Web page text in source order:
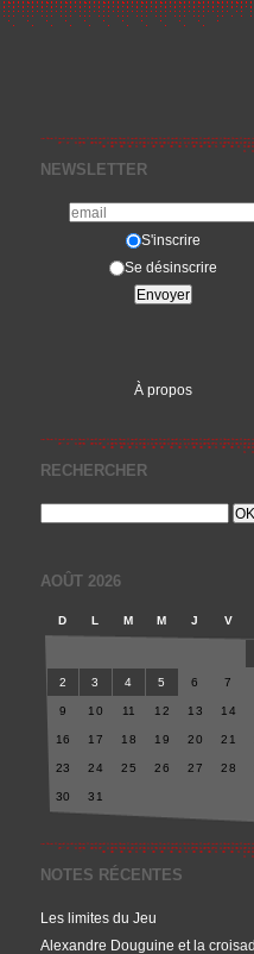
NEWSLETTER
S'inscrire
Se désinscrire
À propos
RECHERCHER
AOÛT 2026
D L M M J V
2 3 4 5 6 7
9 10 11 12 13 14
16 17 18 19 20 21
23 24 25 26 27 28
30 31
NOTES RÉCENTES
Les limites du Jeu
Alexandre Douguine et la